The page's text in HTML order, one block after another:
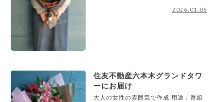
2026.01.06
住友不動産六本木グランドタワ
ーにお届け
大人の女性の雰囲気で作成 用途：番組